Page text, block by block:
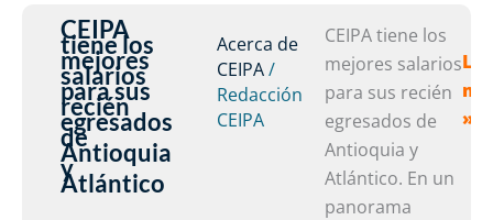
CEIPA
tiene los
mejores
salarios
para sus
recién
egresados
de
Antioquia
y
Atlántico
Acerca de
CEIPA/
Redacción
CEIPA
CEIPA tiene los
mejores salarios
para sus recién
egresados de
Antioquia y
Atlántico. En un
panorama
los
»